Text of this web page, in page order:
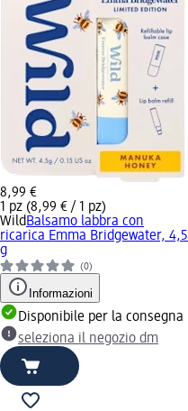
8,99 €
1 pz (8,99 € / 1 pz)
WildBalsamo labbra con
ricarica Emma Bridgewater, 4,5
g
(0)
Informazioni
Disponibile per la consegna
seleziona il negozio dm